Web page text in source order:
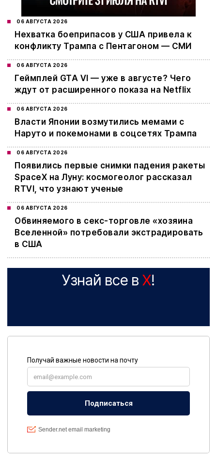
06 АВГУСТА 2026
Нехватка боеприпасов у США привела к
конфликту Трампа с Пентагоном — СМИ
06 АВГУСТА 2026
Геймплей GTA VI — уже в августе? Чего
ждут от расширенного показа на Netflix
06 АВГУСТА 2026
Власти Японии возмутились мемами с
Наруто и покемонами в соцсетях Трампа
06 АВГУСТА 2026
Появились первые снимки падения ракеты
SpaceX на Луну: космогеолог рассказал
RTVI, что узнают ученые
06 АВГУСТА 2026
Обвиняемого в секс-торговле «хозяина
Вселенной» потребовали экстрадировать
в США
Узнай все в X!